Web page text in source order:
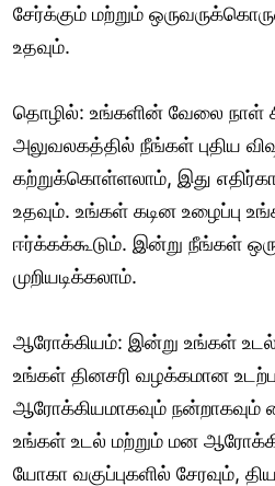
சேர்க்கும் மற்றும்
உதவும்.
தொழில்: உங்களின் வேலை நாள்
அலுவலகத்தில் நீங்கள் புதிய
கற்றுக்கொள்ளலாம், இது
உதவும். உங்கள் கடின உழைப்பு
ஈர்க்கக்கூடும். இன்று நீங்கள்
முறியடிக்கலாம்.
ஆரோக்கியம்: இன்று உங்கள்
உங்கள் தினசரி வழக்கமான
ஆரோக்கியமாகவும் நன்றாகவும்
உங்கள் உடல் மற்றும் மன
யோகா வகுப்புகளில் சேரவும்,